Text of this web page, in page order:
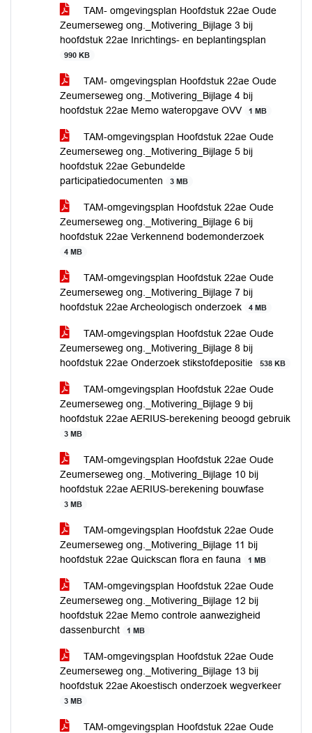
TAM- omgevingsplan Hoofdstuk 22ae Oude
Zeumerseweg ong._Motivering_Bijlage 3 bij
hoofdstuk 22ae Inrichtings- en beplantingsplan
990 KB
TAM- omgevingsplan Hoofdstuk 22ae Oude
Zeumerseweg ong._Motivering_Bijlage 4 bij
hoofdstuk 22ae Memo wateropgave OVV
1 MB
TAM-omgevingsplan Hoofdstuk 22ae Oude
Zeumerseweg ong._Motivering_Bijlage 5 bij
hoofdstuk 22ae Gebundelde
participatiedocumenten
3 MB
TAM-omgevingsplan Hoofdstuk 22ae Oude
Zeumerseweg ong._Motivering_Bijlage 6 bij
hoofdstuk 22ae Verkennend bodemonderzoek
4 MB
TAM-omgevingsplan Hoofdstuk 22ae Oude
Zeumerseweg ong._Motivering_Bijlage 7 bij
hoofdstuk 22ae Archeologisch onderzoek
4 MB
TAM-omgevingsplan Hoofdstuk 22ae Oude
Zeumerseweg ong._Motivering_Bijlage 8 bij
hoofdstuk 22ae Onderzoek stikstofdepositie
538 KB
TAM-omgevingsplan Hoofdstuk 22ae Oude
Zeumerseweg ong._Motivering_Bijlage 9 bij
hoofdstuk 22ae AERIUS-berekening beoogd gebruik
3 MB
TAM-omgevingsplan Hoofdstuk 22ae Oude
Zeumerseweg ong._Motivering_Bijlage 10 bij
hoofdstuk 22ae AERIUS-berekening bouwfase
3 MB
TAM-omgevingsplan Hoofdstuk 22ae Oude
Zeumerseweg ong._Motivering_Bijlage 11 bij
hoofdstuk 22ae Quickscan flora en fauna
1 MB
TAM-omgevingsplan Hoofdstuk 22ae Oude
Zeumerseweg ong._Motivering_Bijlage 12 bij
hoofdstuk 22ae Memo controle aanwezigheid
dassenburcht
1 MB
TAM-omgevingsplan Hoofdstuk 22ae Oude
Zeumerseweg ong._Motivering_Bijlage 13 bij
hoofdstuk 22ae Akoestisch onderzoek wegverkeer
3 MB
TAM-omgevingsplan Hoofdstuk 22ae Oude